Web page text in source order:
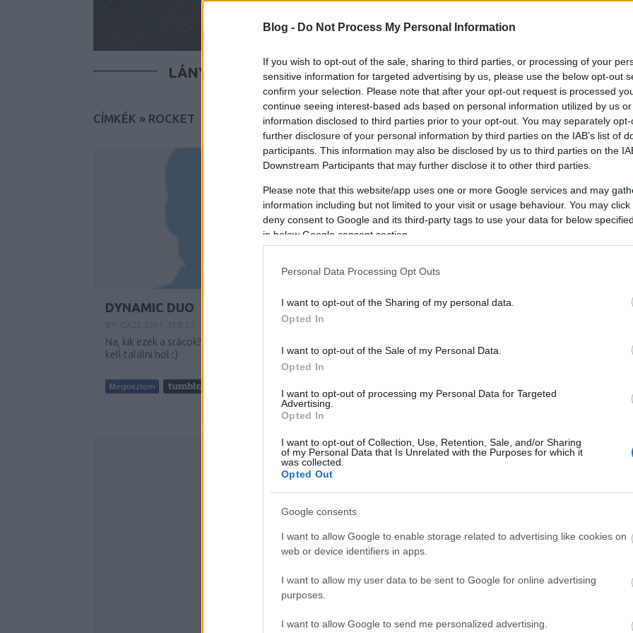
Blog - Do Not Process My Personal Information
If you wish to opt-out of the sale, sharing to third parties, or processing of your
sensitive information for targeted advertising by us, please use the below opt-out
confirm your selection. Please note that after your opt-out request is processed
continue seeing interest-based ads based on personal information utilized by us
information disclosed to third parties prior to your opt-out. You may separately
further disclosure of your personal information by third parties on the IAB’s list of
participants. This information may also be disclosed by us to third parties on the
Downstream Participants that may further disclose it to other third parties.
Please note that this website/app uses one or more Google services and may
information including but not limited to your visit or usage behaviour. You may
deny consent to Google and its third-party tags to use your data for below
in below Google consent section.
Personal Data Processing Opt Outs
I want to opt-out of the Sharing of my personal data.
Opted In
I want to opt-out of the Sale of my Personal Data.
Opted In
I want to opt-out of processing my Personal Data for Targeted
Advertising.
Opted In
I want to opt-out of Collection, Use, Retention, Sale, and/or Sharing
of my Personal Data that Is Unrelated with the Purposes for which it
was collected.
Opted Out
Google consents
I want to allow Google to enable storage related to advertising like cookies on
web or device identifiers in apps.
I want to allow my user data to be sent to Google for online advertising
purposes.
I want to allow Google to send me personalized advertising.
LÁNYOK FIÚK TIPPEK GYEREKKEL SZOKNYÁBAN
KÜLDJ FOTÓT
CÍMKÉK » ROCKET
DYNAMIC DUO
Na, kik ezek a srácok? Van segítség, csak meg
kell találni hol :)
A bicikli nem egyszerűen közlekedési eszköz,
hanem egy igazi stíluselem. Nem kér
hiszen maga öltöztet. És még a városokat is
-